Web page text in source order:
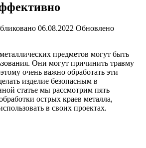
06.08.2022 Обновлено
предметов могут быть
Они могут причинить травму
очень важно обработать эти
изделие безопасным в
статье мы рассмотрим пять
острых краев металла,
в своих проектах.